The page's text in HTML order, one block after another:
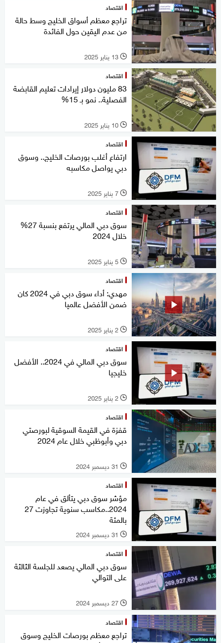
اقتصاد
تراجع معظم أسواق الخليج وسط حالة
من عدم اليقين حول الفائدة
l 13 يناير 2025
اقتصاد
83 مليون دولار إيرادات تعليم القابضة
الفصلية.. نمو بـ 15%
l 10 يناير 2025
اقتصاد
ارتفاع أغلب بورصات الخليج.. وسوق
دبي يواصل مكاسبه
l 7 يناير 2025
اقتصاد
سوق دبي المالي يرتفع بنسبة 27%
خلال 2024
l 5 يناير 2025
اقتصاد
مهدي: أداء سوق دبي في 2024 كان
ضمن الأفضل عالميا
l 2 يناير 2025
اقتصاد
سوق دبي المالي في 2024.. الأفضل
خليجيا
l 2 يناير 2025
اقتصاد
قفزة في القيمة السوقية لبورصتي
دبي وأبوظبي خلال عام 2024
l 31 ديسمبر 2024
اقتصاد
مؤشر سوق دبي يتألق في عام
2024..مكاسب سنوية تجاوزت 27
بالمئة
l 31 ديسمبر 2024
اقتصاد
سوق دبي المالي يصعد للجلسة الثالثة
على التوالي
l 27 ديسمبر 2024
اقتصاد
تراجع معظم بورصات الخليج وسوق